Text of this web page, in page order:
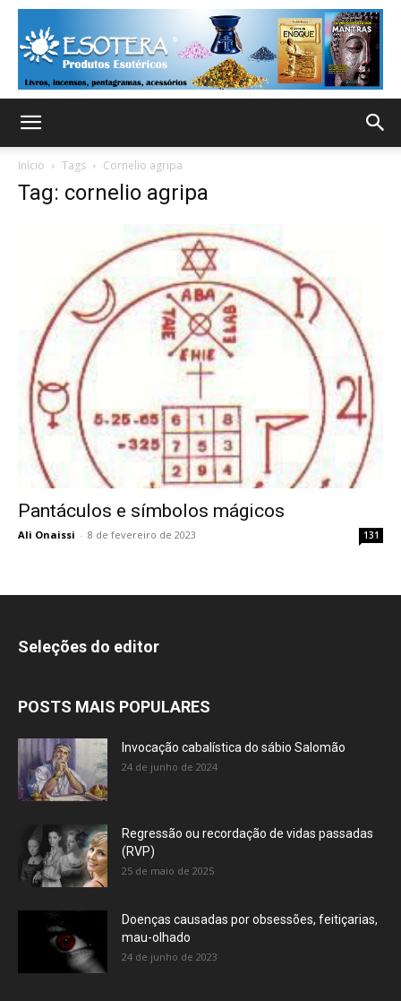
Início Tags Cornelio agripa
Tag: cornelio agripa
Pantáculos e símbolos mágicos
Ali Onaissi - 8 de fevereiro de 2023 131
Seleções do editor
POSTS MAIS POPULARES
Invocação cabalística do sábio Salomão
24 de junho de 2024
Regressão ou recordação de vidas passadas
(RVP)
25 de maio de 2025
Doenças causadas por obsessões, feitiçarias,
mau-olhado
24 de junho de 2023